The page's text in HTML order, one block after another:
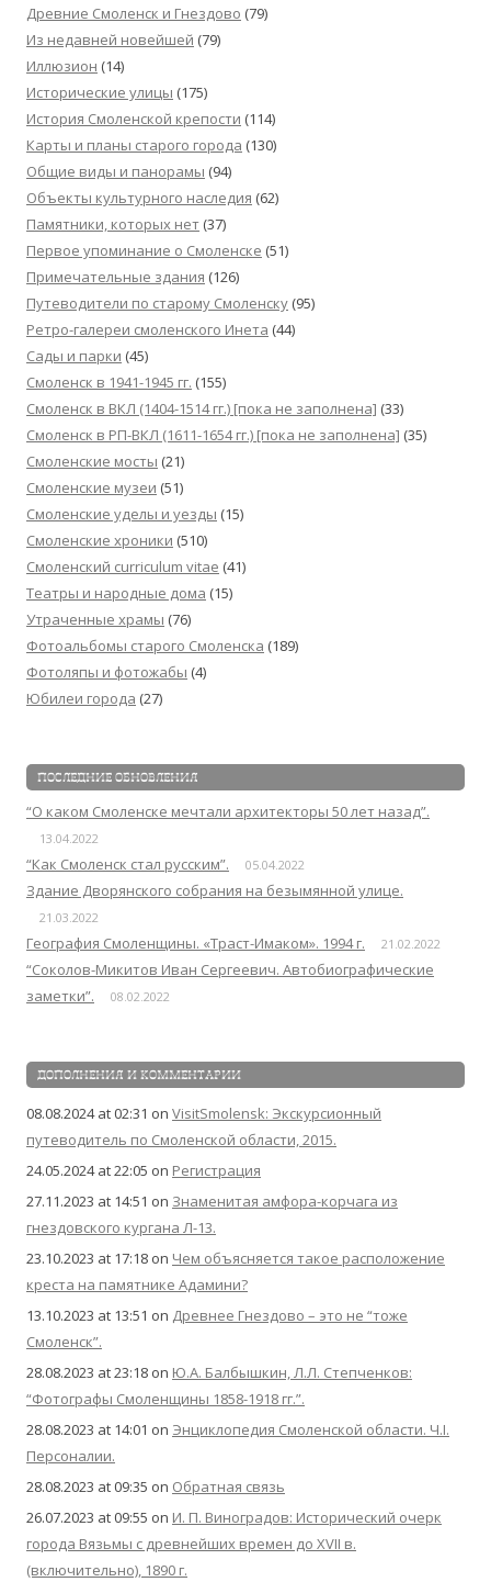
Древние Смоленск и Гнездово (79)
Из недавней новейшей (79)
Иллюзион (14)
Исторические улицы (175)
История Смоленской крепости (114)
Карты и планы старого города (130)
Общие виды и панорамы (94)
Объекты культурного наследия (62)
Памятники, которых нет (37)
Первое упоминание о Смоленске (51)
Примечательные здания (126)
Путеводители по старому Смоленску (95)
Ретро-галереи смоленского Инета (44)
Сады и парки (45)
Смоленск в 1941-1945 гг. (155)
Смоленск в ВКЛ (1404-1514 гг.) [пока не заполнена] (33)
Смоленск в РП-ВКЛ (1611-1654 гг.) [пока не заполнена] (35)
Смоленские мосты (21)
Смоленские музеи (51)
Смоленские уделы и уезды (15)
Смоленские хроники (510)
Смоленский сurriculum vitae (41)
Театры и народные дома (15)
Утраченные храмы (76)
Фотоальбомы старого Смоленска (189)
Фотоляпы и фотожабы (4)
Юбилеи города (27)
ПОСЛЕДНИЕ ОБНОВЛЕНИЯ
“О каком Смоленске мечтали архитекторы 50 лет назад”.
13.04.2022
“Как Смоленск стал русским”. 05.04.2022
Здание Дворянского собрания на безымянной улице.
21.03.2022
География Смоленщины. «Траст-Имаком». 1994 г. 21.02.2022
“Соколов-Микитов Иван Сергеевич. Автобиографические
заметки”.
08.02.2022
ДОПОЛНЕНИЯ И КОММЕНТАРИИ
08.08.2024 at 02:31 on VisitSmolensk: Экскурсионный
путеводитель по Смоленской области, 2015.
24.05.2024 at 22:05 on Регистрация
27.11.2023 at 14:51 on Знаменитая амфора-корчага из
гнездовского кургана Л-13.
23.10.2023 at 17:18 on Чем объясняется такое расположение
креста на памятнике Адамини?
13.10.2023 at 13:51 on Древнее Гнездово – это не “тоже
Смоленск”.
28.08.2023 at 23:18 on Ю.А. Балбышкин, Л.Л. Степченков:
“Фотографы Смоленщины 1858-1918 гг.”.
28.08.2023 at 14:01 on Энциклопедия Смоленской области. Ч.I.
Персоналии.
28.08.2023 at 09:35 on Обратная связь
26.07.2023 at 09:55 on И. П. Виноградов: Исторический очерк
города Вязьмы с древнейших времен до XVII в.
(включительно), 1890 г.